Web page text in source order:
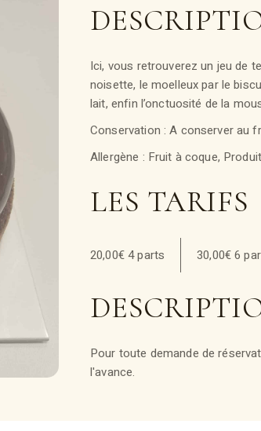
Ici, vous retrouverez un jeu de
noisette, le moelleux par le
lait, enfin l’onctuosité de la
Conservation : A conserver au
Allergène : Fruit à coque,
LES TARIFS
20,00€ 4 parts 30,00€ 6
Pour toute demande de
l'avance.